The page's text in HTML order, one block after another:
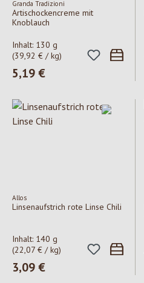
Granda Tradizioni
Artischockencreme mit
Knoblauch
Inhalt: 130 g
(39,92 € / kg)
Regulärer Preis:
5,19 €
Allos
Linsenaufstrich rote Linse Chili
Inhalt: 140 g
(22,07 € / kg)
Regulärer Preis:
3,09 €